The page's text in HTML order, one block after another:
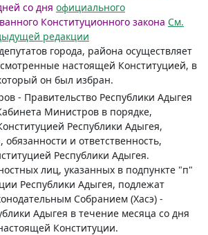
со дня официального
Конституционного закона См.
редакции
города, района осуществляет
настоящей Конституцией, в
он был избран.
- Правительство Республики Адыгея
Министров в порядке,
Республики Адыгея,
и ответственность,
Республики Адыгея.
лиц, указанных в подпункте "п"
Республики Адыгея, подлежат
Собранием (Хасэ) -
Адыгея в течение месяца со дня
Конституции.